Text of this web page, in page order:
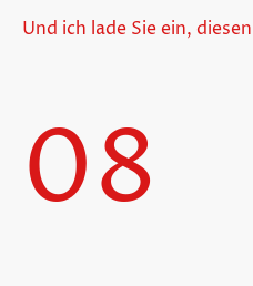
Und ich lade Sie ein,
08